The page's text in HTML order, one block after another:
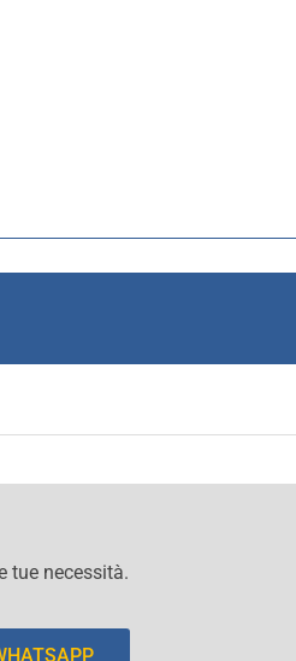
tue necessità.